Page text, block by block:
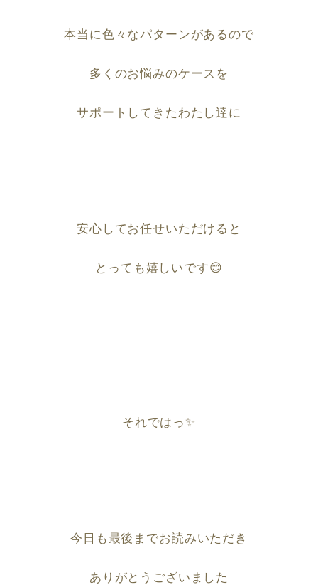
本当に色々なパターンがあるので
多くのお悩みのケースを
サポートしてきたわたし達に
安心してお任せいただけると
とっても嬉しいです😊
それではっ ✨
今日も最後までお読みいただき
ありがとうございました